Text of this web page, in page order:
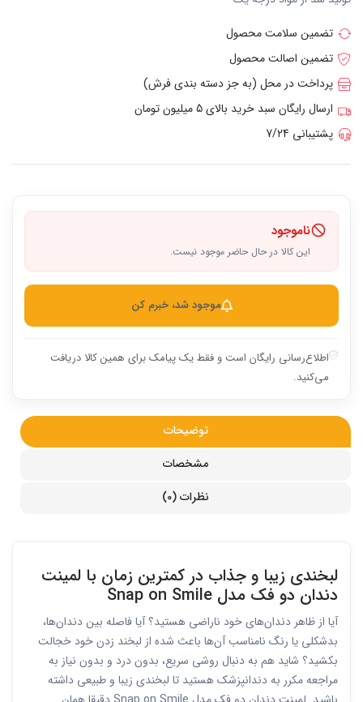
تضمین سلامت محصول
تضمین اصالت محصول
پرداخت در محل (به جز دسته بندی فرش)
ارسال رایگان سبد خرید بالای 5 میلیون تومان
پشتیبانی 7/24
ناموجود
این کالا در حال حاضر موجود نیست.
موجود شد، خبرم کن
اطلاع‌رسانی رایگان است و فقط یک پیامک برای همین کالا دریافت
می‌کنید.
توضیحات
مشخصات
نظرات (0)
لبخندی زیبا و جذاب در کمترین زمان با لمینت
دندان دو فک مدل Snap on Smile
آیا از ظاهر دندان‌های خود ناراضی هستید؟ آیا فاصله بین دندان‌ها،
بدشکلی یا رنگ نامناسب آن‌ها باعث شده از لبخند زدن خود خجالت
بکشید؟ شاید هم به دنبال روشی سریع، بدون درد و بدون نیاز به
مراجعه مکرر به دندانپزشک هستید تا لبخندی زیبا و طبیعی داشته